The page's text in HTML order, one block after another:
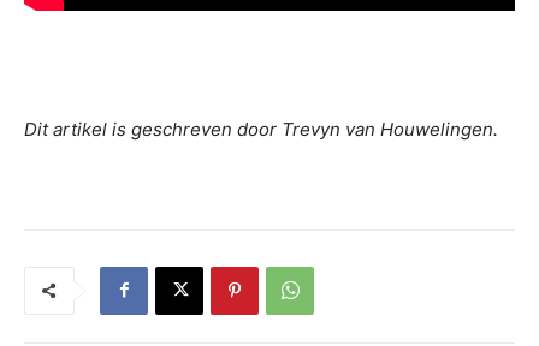
Dit artikel is geschreven door Trevyn van Houwelingen.